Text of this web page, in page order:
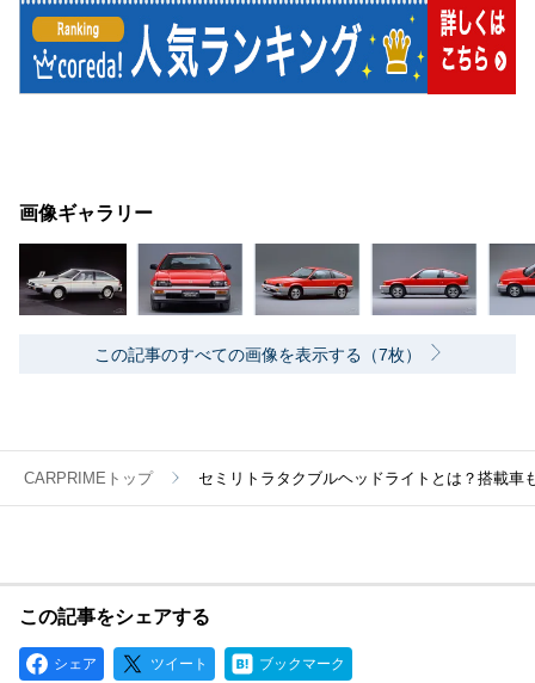
画像ギャラリー
この記事のすべての画像を表示する（7枚）
CARPRIMEトップ セミリトラタクブルヘッドライトとは？搭載車
この記事をシェアする
シェア ツイート ブックマーク